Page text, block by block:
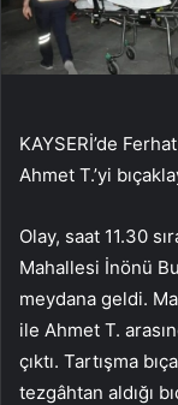
KAYSERİ’de
Ahmet T.’yi
Olay, saat 11.30
Mahallesi İnönü
meydana geldi.
ile Ahmet T.
çıktı. Tartışma
tezgâhtan aldığı